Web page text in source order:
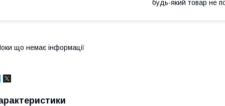
будь-який товар не
що немає інформації